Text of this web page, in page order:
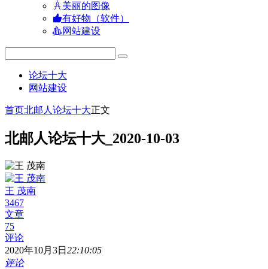
美丽的图像
有好物（软件）
网站建设
论坛十大
网站建设
首页北邮人论坛十大正文
北邮人论坛十大_2020-10-03
王 茂南
3467
文章
75
评论
2020年10月3日 22:10:05
评论